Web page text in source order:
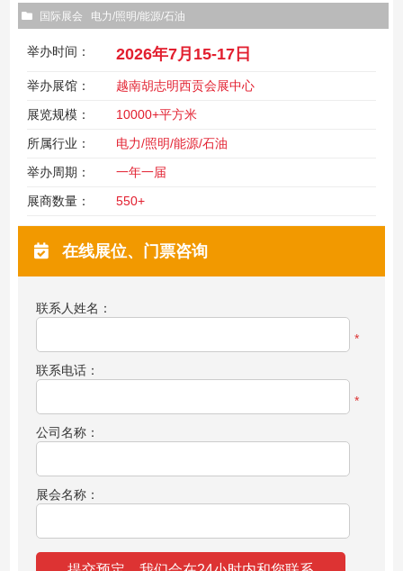
国际展会 电力/照明/能源/石油
举办时间： 2026年7月15-17日
举办展馆：
越南胡志明西贡会展中心
展览规模：
10000+平方米
所属行业：
电力/照明/能源/石油
举办周期：
一年一届
展商数量：
550+
在线展位、门票咨询
联系人姓名：
*
联系电话：
*
公司名称：
展会名称：